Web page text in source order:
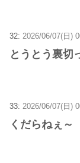
32: 2026/06/07(日)
とうとう裏
33: 2026/06/07(日)
くだらねぇ～